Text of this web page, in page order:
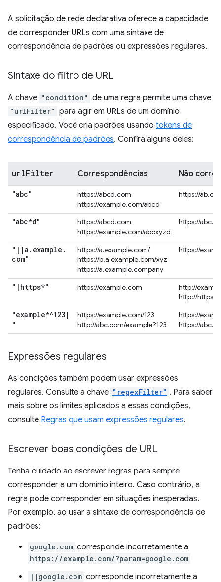
A solicitação de rede declarativa oferece a capacidade
de corresponder URLs com uma sintaxe de
correspondência de padrões ou expressões regulares.
Sintaxe do filtro de URL
A chave "condition" de uma regra permite uma chave
"urlFilter" para agir em URLs de um domínio
especificado. Você cria padrões usando tokens de
correspondência de padrões. Confira alguns deles:
urlFilter Correspondências Não
"abc"
https://abcd.com
https://example.com/abcd
https://
"abc*d"
https://abcd.com
https://example.com/abcxyzd
https://
" | |a . example .
com"
https://a.example.com/
https://b.a.example.com/xyz
https://a.example.company
https://
" | https*" https://example.com
http://
http://
"example*^123 |
"
https://example.com/123
http://abc.com/example?123
https://
https://
Expressões regulares
As condições também podem usar expressões
regulares. Consulte a chave "regexFilter" . Para saber
mais sobre os limites aplicados a essas condições,
consulte Regras que usam expressões regulares.
Escrever boas condições de URL
Tenha cuidado ao escrever regras para sempre
corresponder a um domínio inteiro. Caso contrário, a
regra pode corresponder em situações inesperadas.
Por exemplo, ao usar a sintaxe de correspondência de
padrões:
google.com corresponde incorretamente a
https://example.com/?param=google.com
||google.com corresponde incorretamente a